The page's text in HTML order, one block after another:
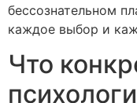
бессознательном
каждое выбор и
Что